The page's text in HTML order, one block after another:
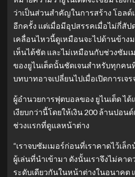
ว่าเป็นส่วนสำคัญในการสร้าง โอลด์
อีกครั้ง แต่เมื่อมีอุปสรรคเมื่อไม่กี่สัป
เคลื่อนไหวนี้ดูเหมือนจะไปด้านข้าง
เห็นได้ชัด และไม่เหมือนกับช่วงซัม
ของยูไนเต็ดนั้นชัดเจนสำหรับทุกคน
บทบาทอาจเปลี่ยนไปเมื่อเปิดการเจ
ผู้อำนวยการฟุตบอลของ ยูไนเต็ด ไ
เงียบกว่านี้โดยให้เงิน 200 ล้านปอน
ช่วงแรกที่ดูแลหน้าต่าง
“เราจบซัมเมอร์ก่อนที่เราคาดไว้เล็
ผู้เล่นที่นำเข้ามา ดังนั้นเราจึงไม่คา
ระดับเดียวกันในหน้าต่างในอนาคต